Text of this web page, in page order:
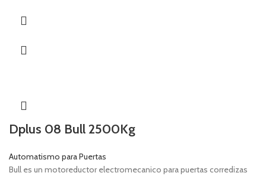
Dplus 08 Bull 2500Kg
Automatismo para Puertas
Bull es un motoreductor electromecanico para puertas corredizas